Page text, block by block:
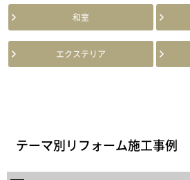
和室
エクステリア
テーマ別リフォーム施工事例